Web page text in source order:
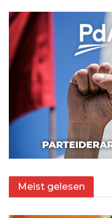
Meist gelesen